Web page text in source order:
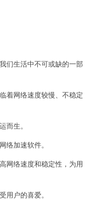
生活中不可或缺的一部
网络速度较慢、不稳定
生。
加速软件。
络速度和稳定性，为用
户的喜爱。